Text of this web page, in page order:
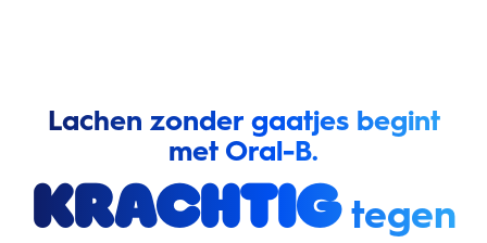
Lachen zonder gaatjes begint
met Oral-B.
Krachtigtegen